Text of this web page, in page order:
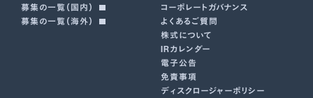
募集の一覧（国内）
募集の一覧（海外）
コーポレートガバナンス
よくあるご質問
株式について
IRカレンダー
電子公告
免責事項
ディスクロージャーポリシー